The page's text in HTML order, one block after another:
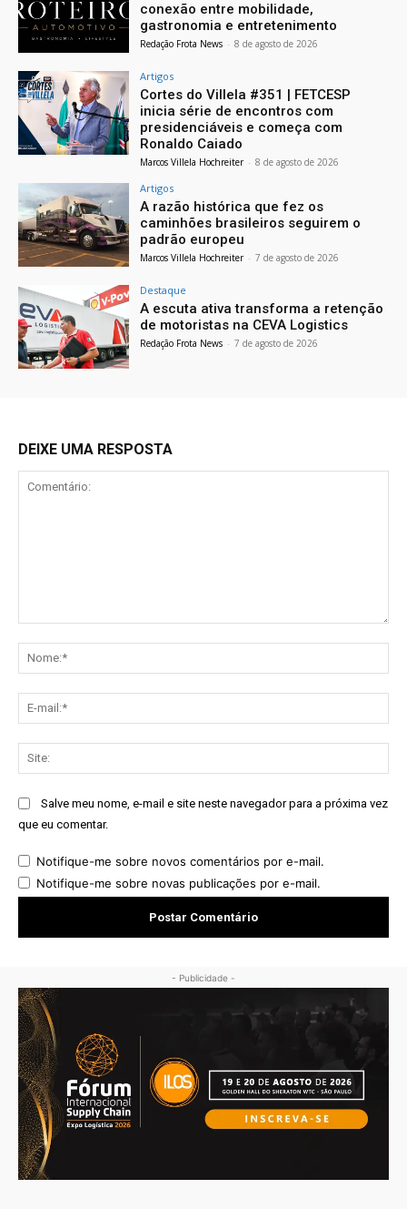
conexão entre mobilidade,
gastronomia e entretenimento
Redação Frota News - 8 de agosto de 2026
Artigos
Cortes do Villela #351 | FETCESP
inicia série de encontros com
presidenciáveis e começa com
Ronaldo Caiado
Marcos Villela Hochreiter - 8 de agosto de 2026
Artigos
A razão histórica que fez os
caminhões brasileiros seguirem o
padrão europeu
Marcos Villela Hochreiter - 7 de agosto de 2026
Destaque
A escuta ativa transforma a retenção
de motoristas na CEVA Logistics
Redação Frota News - 7 de agosto de 2026
DEIXE UMA RESPOSTA
Salve meu nome, e-mail e site neste navegador para a próxima vez
que eu comentar.
Notifique-me sobre novos comentários por e-mail.
Notifique-me sobre novas publicações por e-mail.
- Publicidade -